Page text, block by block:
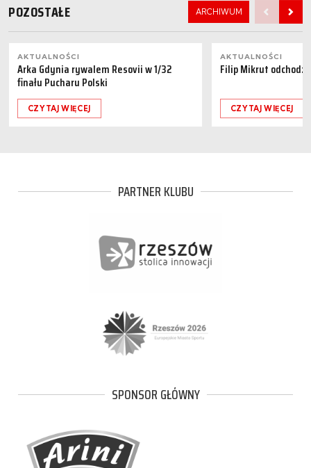
POZOSTAŁE ARCHIWUM
AKTUALNOŚCI
Arka Gdynia rywalem Resovii w 1/32
finału Pucharu Polski
CZYTAJ WIĘCEJ
AKTUALNOŚCI
Filip Mikrut
CZYTAJ WIĘCEJ
PARTNER KLUBU
SPONSOR GŁÓWNY